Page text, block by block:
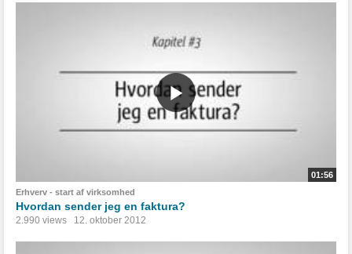
01:56
Erhverv - start af virksomhed
Hvordan sender jeg en faktura?
2.990 views 12. oktober 2012